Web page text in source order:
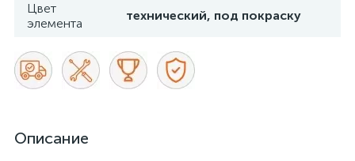
Цвет
элемента
технический, под покраску
Описание